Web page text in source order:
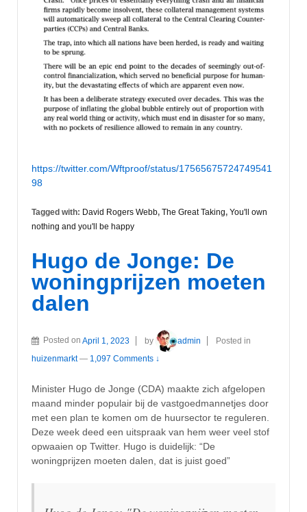
https://twitter.com/Wftproof/status/17565675724749541
98
Tagged with: David Rogers Webb, The Great Taking, You'll own
nothing and you'll be happy
Hugo de Jonge: De
woningprijzen moeten
dalen
Posted on April 1, 2023 by admin
Posted in
huizenmarkt — 1,097 Comments ↓
Minister Hugo de Jonge (CDA) maakte zich afgelopen
maand minder populair bij de vastgoedmannetjes door
met een plan te komen om de huursector te reguleren.
Deze week deed een uitspraak van hem weer veel stof
opwaaien op Twitter. Hugo is duidelijk: “De
woningprijzen moeten dalen, dat is juist goed”